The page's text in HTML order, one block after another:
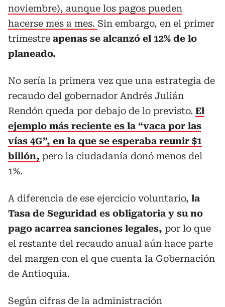
noviembre), aunque los pagos pueden
hacerse mes a mes. Sin embargo, en el primer
trimestre apenas se alcanzó el 12% de lo
planeado.
No sería la primera vez que una estrategia de
recaudo del gobernador Andrés Julián
Rendón queda por debajo de lo previsto. El
ejemplo más reciente es la “vaca por las
vías 4G”, en la que se esperaba reunir $1
billón, pero la ciudadanía donó menos del
1%.
A diferencia de ese ejercicio voluntario, la
Tasa de Seguridad es obligatoria y su no
pago acarrea sanciones legales, por lo que
el restante del recaudo anual aún hace parte
del margen con el que cuenta la Gobernación
de Antioquia.
Según cifras de la administración